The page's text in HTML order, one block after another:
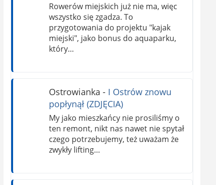
Rowerów miejskich już nie ma, więc
wszystko się zgadza. To
przygotowania do projektu "kajak
miejski", jako bonus do aquaparku,
który…
Ostrowianka - I Ostrów znowu
popłynął (ZDJĘCIA)
My jako mieszkańcy nie prosiliśmy o
ten remont, nikt nas nawet nie spytał
czego potrzebujemy, też uważam że
zwykły lifting…